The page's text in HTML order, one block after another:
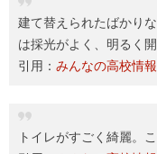
建て替えられたばかり
は採光がよく、明るく
引用： みんなの高校情報
トイレがすごく綺麗。